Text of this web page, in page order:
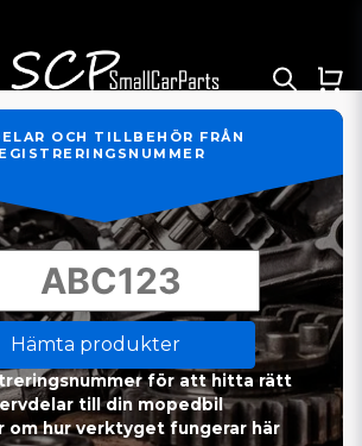
OCH TILLBEHÖR FRÅN
Hämta produkter
för att hitta rätt
till din mopedbil
om hur verktyget fungerar här